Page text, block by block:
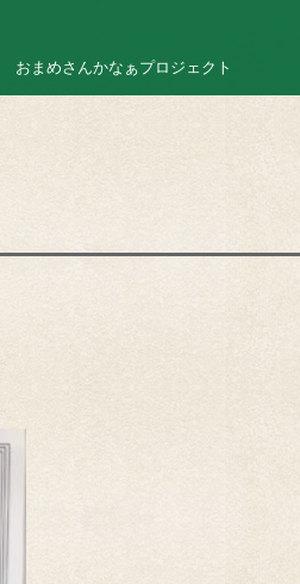
おまめさんかなぁプロジェクト